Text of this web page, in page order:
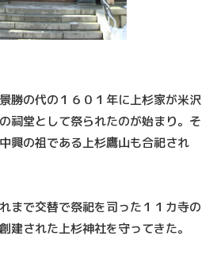
勝の代の１６０１年に上杉家が米沢
祠堂として祭られたのが始まり。そ
興の祖である上杉鷹山も合祀され
まで交替で祭祀を司った１１カ寺の
建された上杉神社を守ってきた。